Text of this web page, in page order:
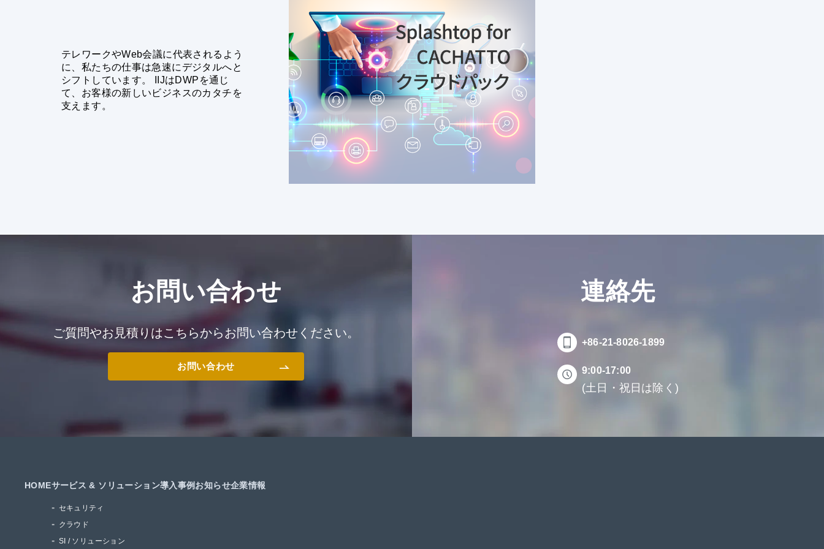
テレワークやWeb会議に代表されるよう
に、私たちの仕事は急速にデジタルへと
シフトしています。 IIJはDWPを通じ
て、お客様の新しいビジネスのカタチを
支えます。
お問い合わせ
ご質問やお見積りはこちらからお問い合わせください。
お問い合わせ
連絡先
+86-21-8026-1899
9:00-17:00
(土日・祝日は除く)
HOMEサービス & ソリューション
セキュリティ
クラウド
SI / ソリューション
導入事例お知らせ企業情報